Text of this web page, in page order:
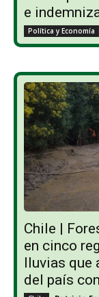
e
Política y Economía
Chile |
en cinco
lluvias que
del país